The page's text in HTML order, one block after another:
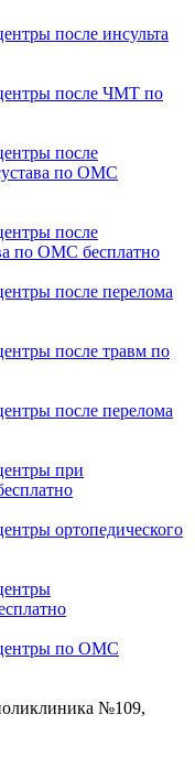
после инсульта
после ЧМТ по
после
по ОМС
после
по ОМС бесплатно
после перелома
после травм по
после перелома
при
ортопедического
центры по ОМС
№109,